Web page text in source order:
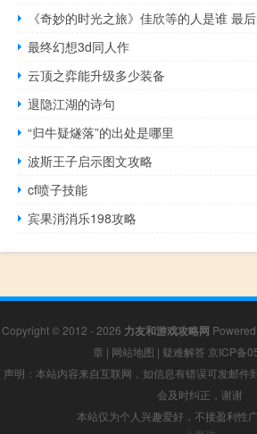
最终幻想3d同人作
云顶之弈能升级多少装备
退隐江湖的诗句
“归牛疑燧落”的出处是哪里
波斯王子启示图文攻略
cf喷子技能
宾果消消乐198攻略
Copyright © 2012 - 2026 力友和游戏攻略网
章 | 网站地图 | 疑难解答 京ICP备
声明：本站内容来自互联网，如信息有错误可发邮件
会及时纠正，谢谢
本站仅为个人兴趣爱好，不接盈利性